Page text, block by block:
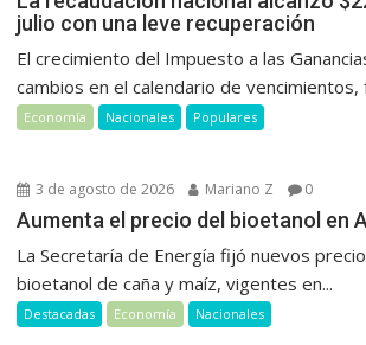
julio con una leve recuperación
El crecimiento del Impuesto a las
cambios en el calendario de vencimientos,
Economía Nacionales Populares
3 de agosto de 2026 Mariano Z 0
Aumenta el precio del bioetanol en
La Secretaría de Energía fijó nuevos
bioetanol de caña y maíz, vigentes en...
Destacadas Economía Nacionales